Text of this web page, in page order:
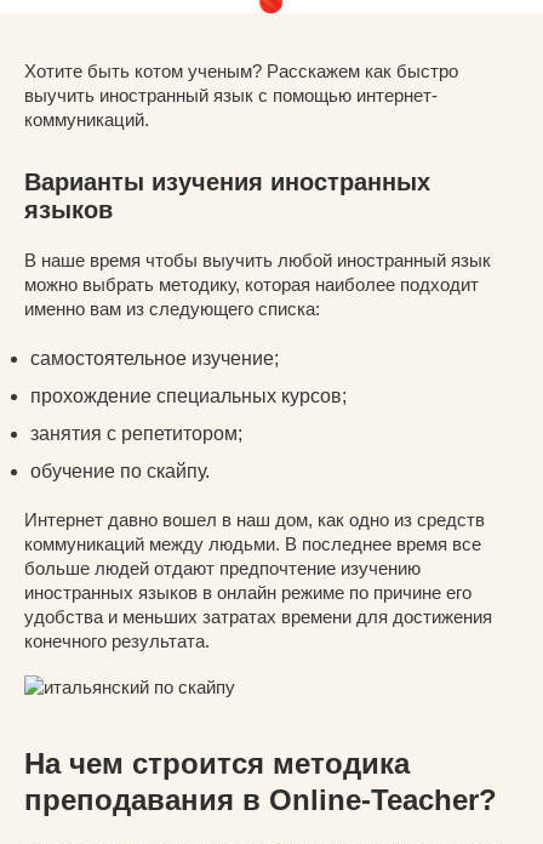
Хотите быть котом ученым? Расскажем как быстро
выучить иностранный язык с помощью интернет-
коммуникаций.
Варианты изучения иностранных
языков
В наше время чтобы выучить любой иностранный язык
можно выбрать методику, которая наиболее подходит
именно вам из следующего списка:
самостоятельное изучение;
прохождение специальных курсов;
занятия с репетитором;
обучение по скайпу.
Интернет давно вошел в наш дом, как одно из средств
коммуникаций между людьми. В последнее время все
больше людей отдают предпочтение изучению
иностранных языков в онлайн режиме по причине его
удобства и меньших затратах времени для достижения
конечного результата.
На чем строится методика
преподавания в Online-Teacher?